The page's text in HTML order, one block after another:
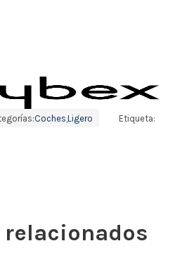
Coches Ligero Etiqueta:
relacionados